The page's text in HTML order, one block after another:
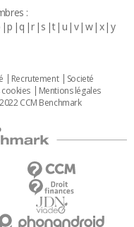
:
p q r s t u v w x y
Recrutement
Societé
Mentions légales
CCM Benchmark